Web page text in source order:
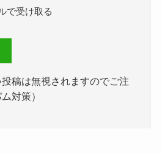
で受け取る
稿は無視されますのでご注
対策）